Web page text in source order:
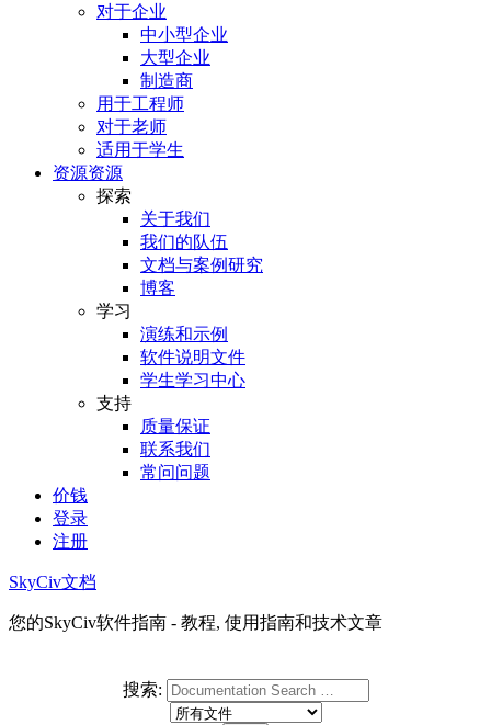
对于企业
中小型企业
大型企业
制造商
用于工程师
对于老师
适用于学生
资源资源
探索
关于我们
我们的队伍
文档与案例研究
博客
学习
演练和示例
软件说明文件
学生学习中心
支持
质量保证
联系我们
常问问题
价钱
登录
注册
SkyCiv文档
您的SkyCiv软件指南 - 教程, 使用指南和技术文章
搜索: